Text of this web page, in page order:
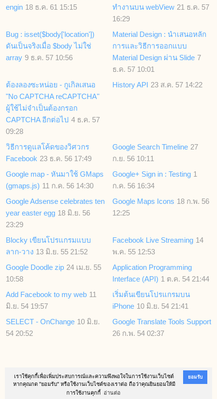
เราใช้คุกกี้เพื่อเพิ่มประสบการณ์และความพึงพอใจในการใช้งานเว็บไซต์
หากคุณกด "ยอมรับ" หรือใช้งานเว็บไซต์ของเราต่อ ถือว่าคุณยินยอมให้มี
การใช้งานคุกกี้
อ่านต่อ
ยอมรับ
engin 18 ธ.ค. 61 15:15
ทำงานบน webView 21 ธ.ค. 57
16:29
Bug : isset($body['location'])
ดันเป็นจริงเมื่อ $body ไม่ใช่
array 9 ธ.ค. 57 10:56
Material Design : นำเสนอหลัก
การและวิธีการออกแบบ
Material Design ผ่าน Slide 7
ธ.ค. 57 10:01
ต้องลองซะหน่อย - กูเกิลเสนอ
"No CAPTCHA reCAPTCHA"
ผู้ใช้ไม่จำเป็นต้องกรอก
CAPTCHA อีกต่อไป 4 ธ.ค. 57
09:28
History API 23 ส.ค. 57 14:22
วิธีการดูแลโค้ดของวิศวกร
Facebook 23 ธ.ค. 56 17:49
Google Search Timeline 27
ก.ย. 56 10:11
Google map - หันมาใช้ GMaps
(gmaps.js) 11 ก.ค. 56 14:30
Google+ Sign in : Testing 1
ก.ค. 56 16:34
Google Adsense celebrates ten
year easter egg 18 มิ.ย. 56
23:29
Google Maps Icons 18 ก.พ. 56
12:25
Blocky เขียนโปรแกรมแบบ
ลาก-วาง 13 มิ.ย. 55 21:52
Facebook Live Streaming 14
พ.ค. 55 12:53
Google Doodle zip 24 เม.ย. 55
10:58
Application Programming
Interface (API) 1 ต.ค. 54 21:44
Add Facebook to my web 11
มิ.ย. 54 19:57
เริ่มต้นเขียนโปรแกรมบน
iPhone 10 มิ.ย. 54 21:41
SELECT - OnChange 10 มิ.ย.
54 20:52
Google Translate Tools Support
26 ก.พ. 54 02:37
Copyright NoticeCreative Commons Attribution 3.0 ครีเอทีฟคอมมอนส์ประเทศไทย©2000-
SoftGanzon . ValidHTML